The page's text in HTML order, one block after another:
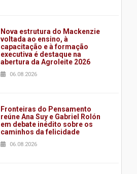
Nova estrutura do Mackenzie
voltada ao ensino, à
capacitação e à formação
executiva é destaque na
abertura da Agroleite 2026
06.08.2026
Fronteiras do Pensamento
reúne Ana Suy e Gabriel Rolón
em debate inédito sobre os
caminhos da felicidade
06.08.2026